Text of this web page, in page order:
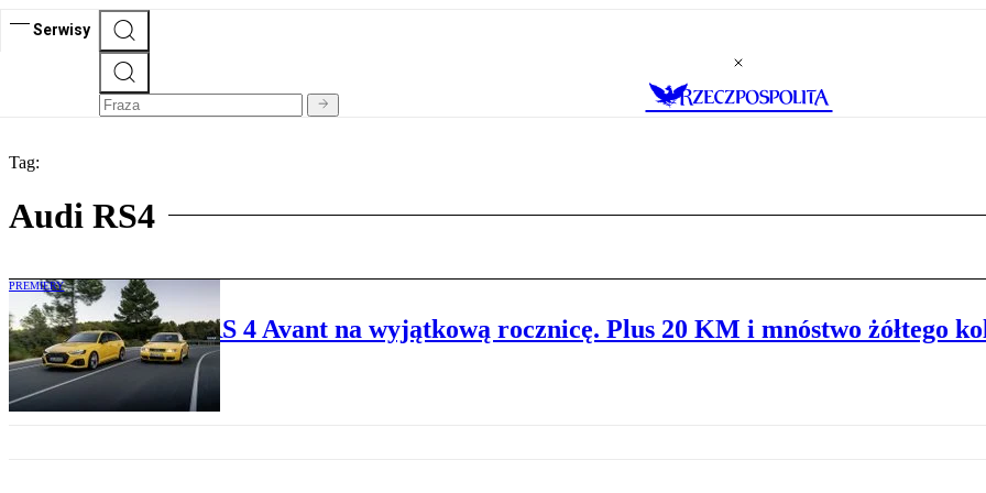
Serwisy
Tag:
Audi RS4
PREMIERY
Wyjątkowe Audi RS 4 Avant na wyjątkową rocznicę. Plus 20 KM i mnóstwo żółtego